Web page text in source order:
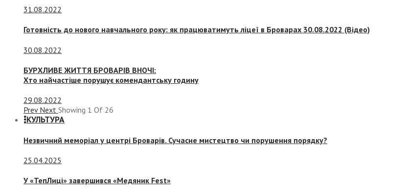
31.08.2022
Готовність до нового навчального року: як працюватимуть ліцеї в Броварах 30.08.2022 (Відео)
30.08.2022
БУРХЛИВЕ ЖИТТЯ БРОВАРІВ ВНОЧІ:
Хто найчастіше порушує комендантську годину
29.08.2022
Prev Next Showing 1 Of 26
КУЛЬТУРА
Незвичний меморіал у центрі Броварів. Сучасне мистецтво чи порушення порядку?
25.04.2025
У «ТепЛиці» завершився «Медяник Fest»